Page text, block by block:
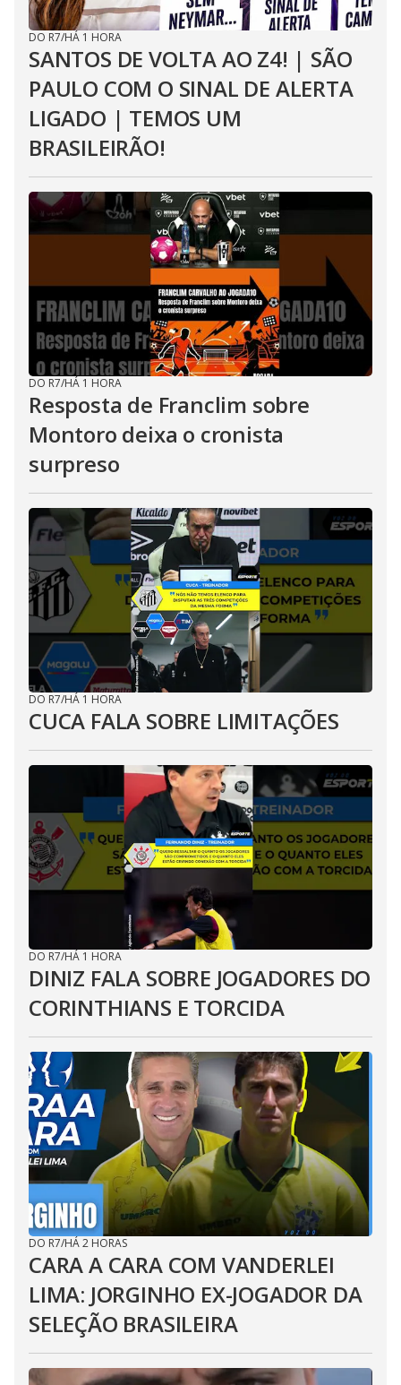
DO R7/HÁ 1 HORA
SANTOS DE VOLTA AO Z4! | SÃO
PAULO COM O SINAL DE ALERTA
LIGADO | TEMOS UM
BRASILEIRÃO!
DO R7/HÁ 1 HORA
Resposta de Franclim sobre
Montoro deixa o cronista
surpreso
DO R7/HÁ 1 HORA
CUCA FALA SOBRE LIMITAÇÕES
DO R7/HÁ 1 HORA
DINIZ FALA SOBRE JOGADORES DO
CORINTHIANS E TORCIDA
DO R7/HÁ 2 HORAS
CARA A CARA COM VANDERLEI
LIMA: JORGINHO EX-JOGADOR DA
SELEÇÃO BRASILEIRA